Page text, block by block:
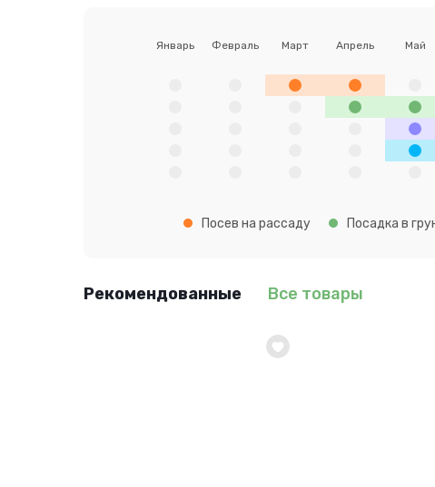
Январь Февраль Март Апрель Май
Посев на рассаду Посадка в
Рекомендованные Все товары